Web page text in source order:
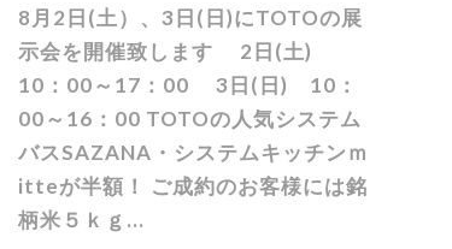
8月2日(土）、3日(日)にTOTOの展
示会を開催致します 2日(土)
10：00～17：00 3日(日) 10：
00～16：00 TOTOの人気システム
バスSAZANA・システムキッチンｍ
itteが半額！ ご成約のお客様には銘
柄米５ｋｇ...